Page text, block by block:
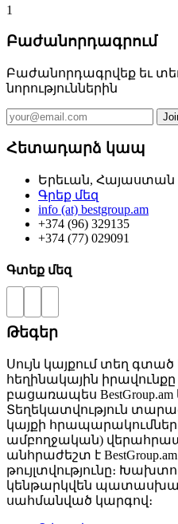
1
Բաժանորդագրում
Բաժանորդագրվեք եւ
նորություններին
Հետադարձ կապ
Երեւան, Հայաստան
Գրեք մեզ
info (at) bestgroup.am
+374 (96) 329135
+374 (77) 029091
Գտեք մեզ
Թեգեր
Սույն կայքում տեղ
հեղինակային
բացառապես BestGroup.am
Տեղեկատվություն
կայքի
ամբողջական)
անհրաժեշտ է
թույլտվությունը։
կենթարկվեն
սահմանված կարգով։